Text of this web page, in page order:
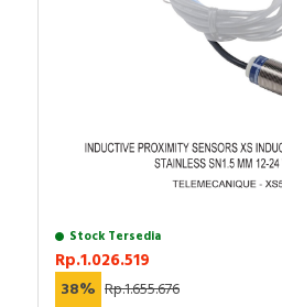
Stock Tersedia
Rp.1.026.519
38% Rp.1.655.676